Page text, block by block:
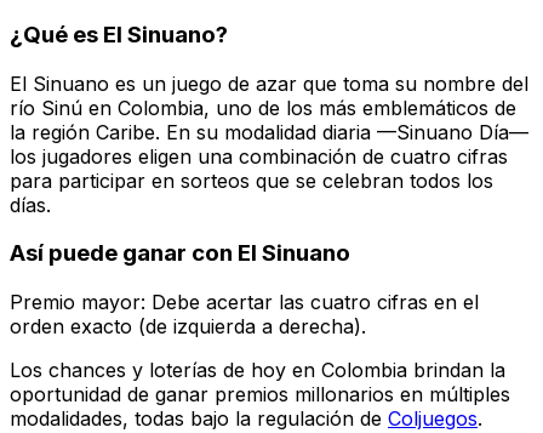
¿Qué es El Sinuano?
El Sinuano es un juego de azar que toma su nombre del
río Sinú en Colombia, uno de los más emblemáticos de
la región Caribe. En su modalidad diaria —Sinuano Día—
los jugadores eligen una combinación de cuatro cifras
para participar en sorteos que se celebran todos los
días.
Así puede ganar con El Sinuano
Premio mayor: Debe acertar las cuatro cifras en el
orden exacto (de izquierda a derecha).
Los chances y loterías de hoy en Colombia brindan la
oportunidad de ganar premios millonarios en múltiples
modalidades, todas bajo la regulación de Coljuegos.